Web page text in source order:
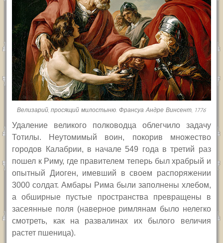
Велизарий, просящий милостыню. Франсуа Андре Винсент, 1776
Удаление великого полководца облегчило задачу
Тотилы. Неутомимый воин, покорив множество
городов Калабрии, в начале 549 года в третий раз
пошел к Риму, где правителем теперь был храбрый и
опытный Диоген, имевший в своем распоряжении
3000 солдат. Амбары Рима были заполнены хлебом,
а обширные пустые пространства превращены в
засеянные поля (наверное римлянам было нелегко
смотреть, как на развалинах их былого величия
растет пшеница).